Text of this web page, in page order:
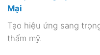
Mại
Tạo hiệu ứng sang
thẩm mỹ.